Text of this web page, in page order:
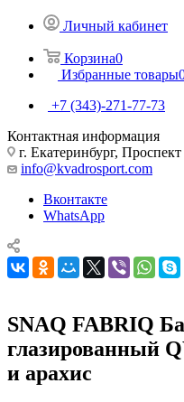
Личный кабинет
Корзина0
Избранные товары
+7 (343)-271-77-73
Контактная информация
г. Екатеринбург,
info@kvadrosport.com
Вконтакте
WhatsApp
SNAQ FABRIQ
глазированный
и арахис